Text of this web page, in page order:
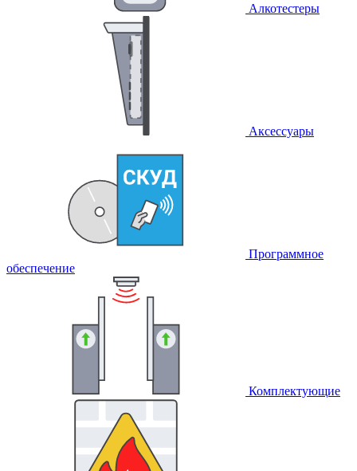
Алкотестеры
Аксессуары
Программное
обеспечение
Комплектующие